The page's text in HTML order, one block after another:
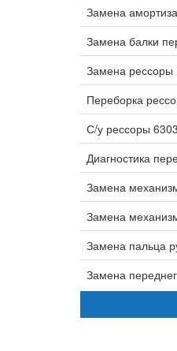
Замена
Замена балки
Замена рессоры
Переборка
С/у рессоры 6303
Диагностика
Замена
Замена
Замена пальца
Замена